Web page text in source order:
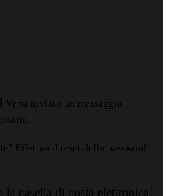
Verrà inviato un messaggio
Effettua il reset della password
casella di posta elettronica!